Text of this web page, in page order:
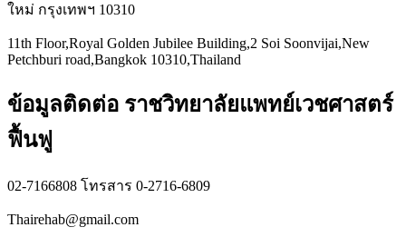
ใหม่ กรุงเทพฯ 10310
11th Floor,Royal Golden Jubilee Building,2 Soi Soonvijai,New
Petchburi road,Bangkok 10310,Thailand
ข้อมูลติดต่อ ราชวิทยาลัยแพทย์เวชศาสตร์
ฟื้นฟู
02-7166808 โทรสาร 0-2716-6809
Thairehab@gmail.com